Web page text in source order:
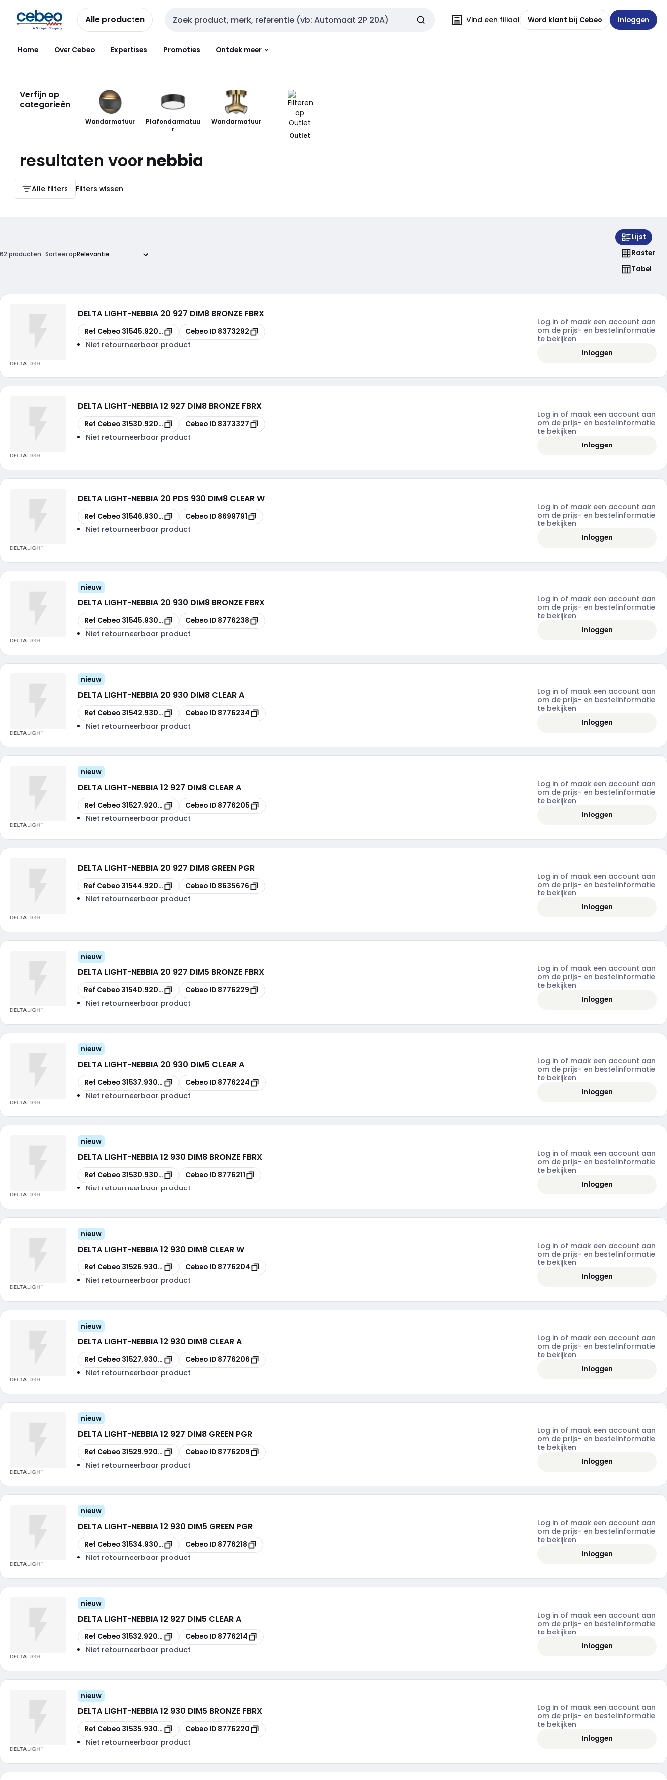
naar
navigatie
naar
inhoud
Alle producten Zoekveld invoer Vind een filiaal Word klant bij Cebeo Inloggen
Home Over Cebeo Expertises Promoties Ontdek meer
Verfijn op
categorieën
Wandarmatuur
Plafondarmatuu
r
Wandarmatuur
Outlet
resultaten voornebbia
Alle filters Filters wissen
62 producten Sorteer op
Lijst
Raster
Tabel
DELTA LIGHT-NEBBIA 20 927 DIM8 BRONZE FBRX
Kopiëren
Ref Cebeo 31545.9208FBRXKopiëren
Cebeo ID 8373292
Niet retourneerbaar product
Log in of maak een account aan
om de prijs- en bestelinformatie
te bekijken
Inloggen
DELTA LIGHT-NEBBIA 12 927 DIM8 BRONZE FBRX
Kopiëren
Ref Cebeo 31530.9208FBRXKopiëren
Cebeo ID 8373327
Niet retourneerbaar product
Log in of maak een account aan
om de prijs- en bestelinformatie
te bekijken
Inloggen
DELTA LIGHT-NEBBIA 20 PDS 930 DIM8 CLEAR W
Kopiëren
Ref Cebeo 31546.9308.W Kopiëren
Cebeo ID 8699791
Niet retourneerbaar product
Log in of maak een account aan
om de prijs- en bestelinformatie
te bekijken
Inloggen
nieuw
DELTA LIGHT-NEBBIA 20 930 DIM8 BRONZE FBRX
Kopiëren
Ref Cebeo 31545.9308-FBRXKopiëren
Cebeo ID 8776238
Niet retourneerbaar product
Log in of maak een account aan
om de prijs- en bestelinformatie
te bekijken
Inloggen
nieuw
DELTA LIGHT-NEBBIA 20 930 DIM8 CLEAR A
Kopiëren
Ref Cebeo 31542.9308-A Kopiëren
Cebeo ID 8776234
Niet retourneerbaar product
Log in of maak een account aan
om de prijs- en bestelinformatie
te bekijken
Inloggen
nieuw
DELTA LIGHT-NEBBIA 12 927 DIM8 CLEAR A
Kopiëren
Ref Cebeo 31527.9208-A Kopiëren
Cebeo ID 8776205
Niet retourneerbaar product
Log in of maak een account aan
om de prijs- en bestelinformatie
te bekijken
Inloggen
DELTA LIGHT-NEBBIA 20 927 DIM8 GREEN PGR
Kopiëren
Ref Cebeo 31544.9208PGR Kopiëren
Cebeo ID 8635676
Niet retourneerbaar product
Log in of maak een account aan
om de prijs- en bestelinformatie
te bekijken
Inloggen
nieuw
DELTA LIGHT-NEBBIA 20 927 DIM5 BRONZE FBRX
Kopiëren
Ref Cebeo 31540.9205-FBRXKopiëren
Cebeo ID 8776229
Niet retourneerbaar product
Log in of maak een account aan
om de prijs- en bestelinformatie
te bekijken
Inloggen
nieuw
DELTA LIGHT-NEBBIA 20 930 DIM5 CLEAR A
Kopiëren
Ref Cebeo 31537.9305-A Kopiëren
Cebeo ID 8776224
Niet retourneerbaar product
Log in of maak een account aan
om de prijs- en bestelinformatie
te bekijken
Inloggen
nieuw
DELTA LIGHT-NEBBIA 12 930 DIM8 BRONZE FBRX
Kopiëren
Ref Cebeo 31530.9308-FBRXKopiëren
Cebeo ID 8776211
Niet retourneerbaar product
Log in of maak een account aan
om de prijs- en bestelinformatie
te bekijken
Inloggen
nieuw
DELTA LIGHT-NEBBIA 12 930 DIM8 CLEAR W
Kopiëren
Ref Cebeo 31526.9308-W Kopiëren
Cebeo ID 8776204
Niet retourneerbaar product
Log in of maak een account aan
om de prijs- en bestelinformatie
te bekijken
Inloggen
nieuw
DELTA LIGHT-NEBBIA 12 930 DIM8 CLEAR A
Kopiëren
Ref Cebeo 31527.9308-A Kopiëren
Cebeo ID 8776206
Niet retourneerbaar product
Log in of maak een account aan
om de prijs- en bestelinformatie
te bekijken
Inloggen
nieuw
DELTA LIGHT-NEBBIA 12 927 DIM8 GREEN PGR
Kopiëren
Ref Cebeo 31529.9208-PGRGRKopiëren
Cebeo ID 8776209
Niet retourneerbaar product
Log in of maak een account aan
om de prijs- en bestelinformatie
te bekijken
Inloggen
nieuw
DELTA LIGHT-NEBBIA 12 930 DIM5 GREEN PGR
Kopiëren
Ref Cebeo 31534.9305-PGRGRKopiëren
Cebeo ID 8776218
Niet retourneerbaar product
Log in of maak een account aan
om de prijs- en bestelinformatie
te bekijken
Inloggen
nieuw
DELTA LIGHT-NEBBIA 12 927 DIM5 CLEAR A
Kopiëren
Ref Cebeo 31532.9205-A Kopiëren
Cebeo ID 8776214
Niet retourneerbaar product
Log in of maak een account aan
om de prijs- en bestelinformatie
te bekijken
Inloggen
nieuw
DELTA LIGHT-NEBBIA 12 930 DIM5 BRONZE FBRX
Kopiëren
Ref Cebeo 31535.9305-FBRXKopiëren
Cebeo ID 8776220
Niet retourneerbaar product
Log in of maak een account aan
om de prijs- en bestelinformatie
te bekijken
Inloggen